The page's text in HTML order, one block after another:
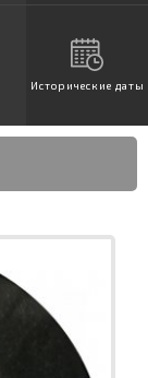
Исторические даты